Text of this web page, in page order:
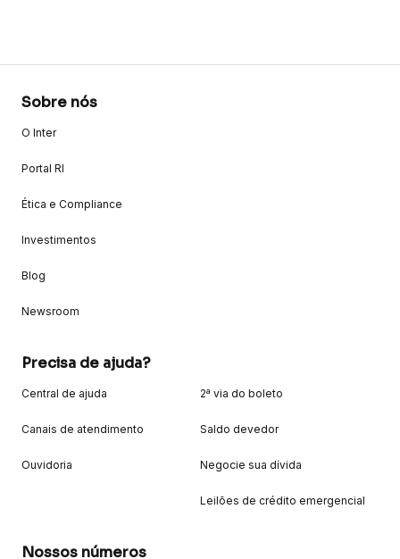
Sobre nós
O Inter
Portal RI
Ética e Compliance
Investimentos
Blog
Newsroom
Precisa de ajuda?
Central de ajuda
Canais de atendimento
Ouvidoria
2ª via do boleto
Saldo devedor
Negocie sua dívida
Leilões de crédito emergencial
Nossos números